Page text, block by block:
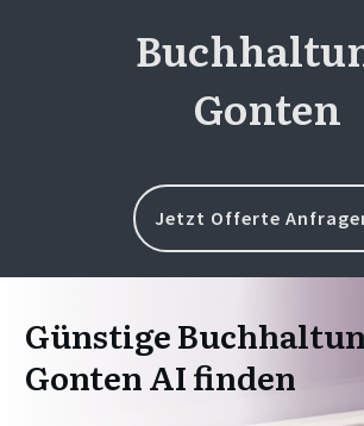
Gonten
Jetzt Offerte
Günstige
Gonten AI finden